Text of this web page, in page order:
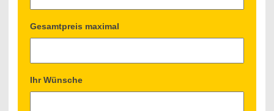
Gesamtpreis maximal
Ihr Wünsche